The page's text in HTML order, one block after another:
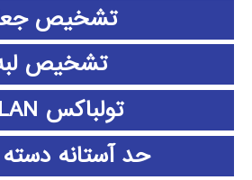
تشخیص
تشخیص
تولباکس WLAN
حد آستانه